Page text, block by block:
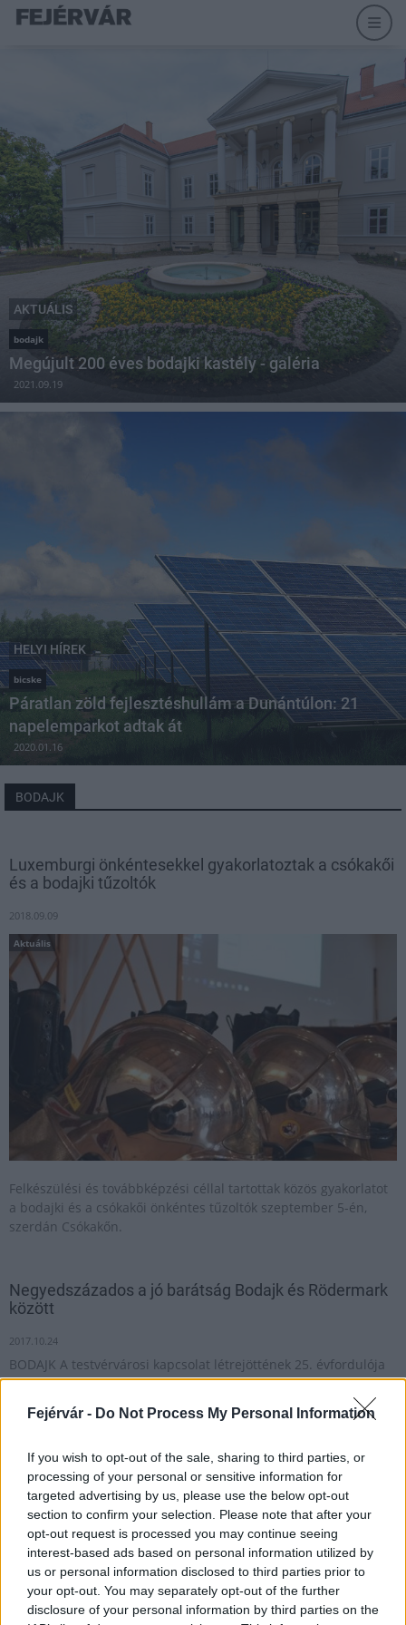
Fejérvár - Do Not Process My Personal Information
If you wish to opt-out of the sale, sharing to third parties, or
processing of your personal or sensitive information for
targeted advertising by us, please use the below opt-out
section to confirm your selection. Please note that after your
opt-out request is processed you may continue seeing
interest-based ads based on personal information utilized by
us or personal information disclosed to third parties prior to
your opt-out. You may separately opt-out of the further
disclosure of your personal information by third parties on the
AKTUÁLIS
bodajk
Megújult 200 éves bodajki kastély - galéria
2021.09.19
HELYI HÍREK
bicske
Páratlan zöld fejlesztéshullám a Dunántúlon: 21
napelemparkot adtak át
2020.01.16
BODAJK
Luxemburgi önkéntesekkel gyakorlatoztak a csókakői
és a bodajki tűzoltók
2018.09.09
Aktuális
Felkészülési és továbbképzési céllal tartottak közös gyakorlatot
a bodajki és a csókakői önkéntes tűzoltók szeptember 5-én,
szerdán Csókakőn.
Negyedszázados a jó barátság Bodajk és Rödermark
között
2017.10.24
BODAJK A testvérvárosi kapcsolat létrejöttének 25. évfordulója
alkalmával delegáció látogatott a kisvárosból a németországi
Rödemarkba.
Végigkövethetjük a hulladék útját - KUKAkulTÚRA
2016
2016.04.04
Emlőszűrés a Bodajkon élők, és a pákozdiak számára
2018.04.03